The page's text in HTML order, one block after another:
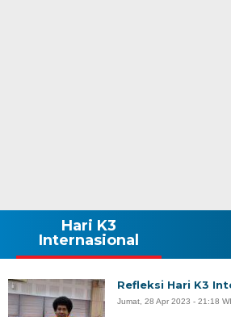
Hari K3
Internasional
Refleksi Hari K3
Jumat, 28 Apr 2023 - 21:18